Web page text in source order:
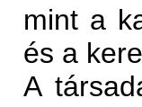
mint a
és a
A